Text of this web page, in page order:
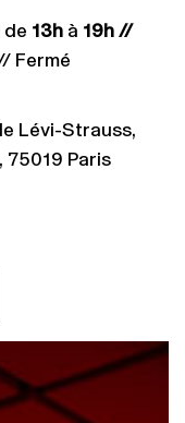
de 13h à 19h //
Fermé
Lévi-Strauss,
75019 Paris